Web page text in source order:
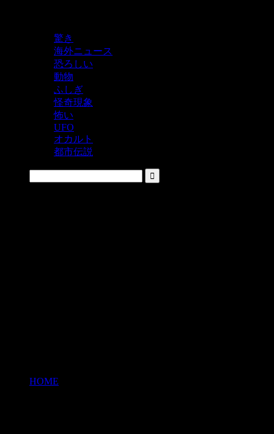
驚き
海外ニュース
恐ろしい
動物
ふしぎ
怪奇現象
怖い
UFO
オカルト
都市伝説
HOME